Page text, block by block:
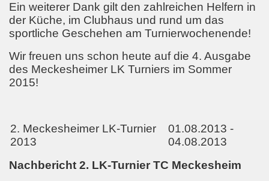
Ein weiterer Dank gilt den zahlreichen Helfern in
der Küche, im Clubhaus und rund um das
sportliche Geschehen am Turnierwochenende!
Wir freuen uns schon heute auf die 4. Ausgabe
des Meckesheimer LK Turniers im Sommer
2015!
2. Meckesheimer LK-Turnier
2013
01.08.2013 -
04.08.2013
Nachbericht 2. LK-Turnier TC Meckesheim